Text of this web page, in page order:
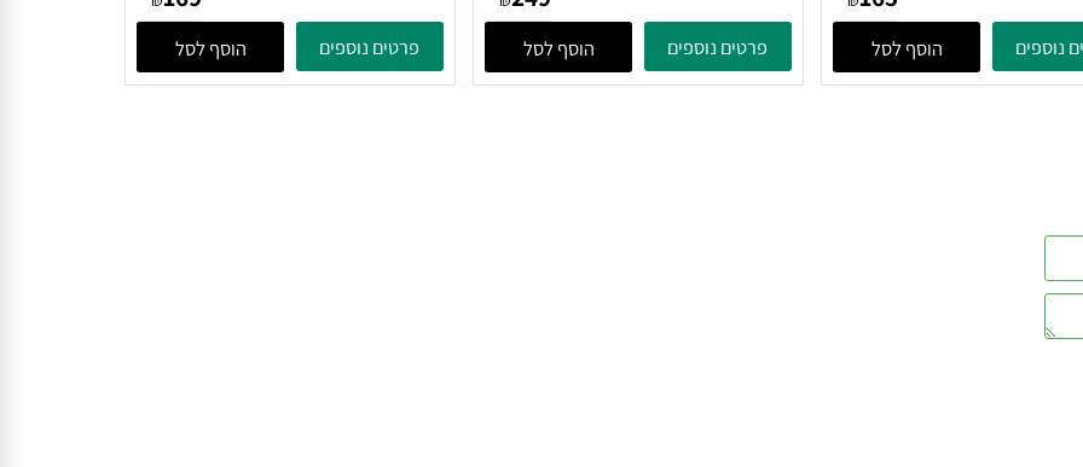
דיספנסר לסבון Nova - ירוק דסטי
165
מברשת אסלה Nova - ורוד
352016 Zone Denmark
249
דיספנסר לסבון Nova - ורוד
352013 Zone Denmark
169